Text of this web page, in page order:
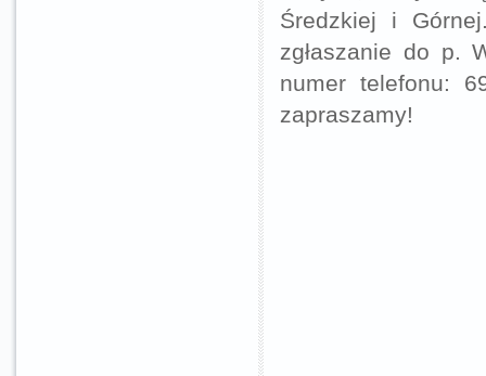
Średzkiej i
zgłaszanie do p.
numer telefonu:
zapraszamy!